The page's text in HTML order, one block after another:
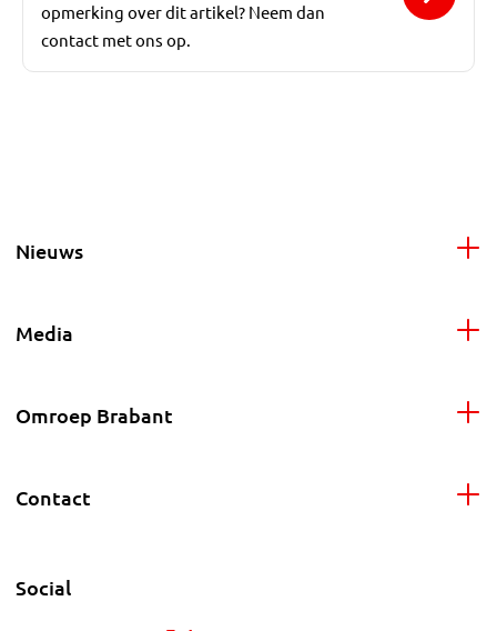
opmerking over dit artikel? Neem dan
contact met ons op.
Nieuws
Media
Omroep Brabant
Contact
Social